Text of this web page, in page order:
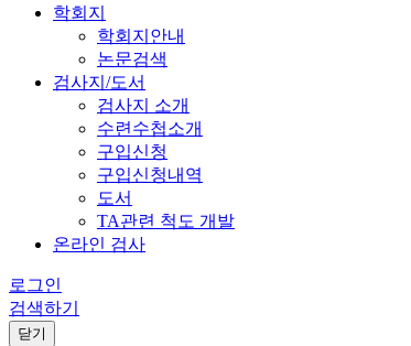
학회지
학회지안내
논문검색
검사지/도서
검사지 소개
수련수첩소개
구입신청
구입신청내역
도서
TA관련 척도 개발
온라인 검사
로그인
검색하기
닫기